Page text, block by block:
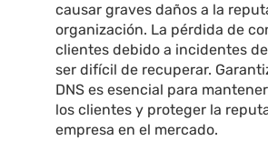
causar graves daños a la
organización. La pérdida de
clientes debido a incidentes
ser difícil de recuperar.
DNS es esencial para
los clientes y proteger la
empresa en el mercado.